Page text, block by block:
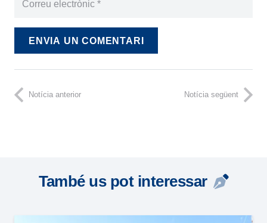
ENVIA UN COMENTARI
Notícia anterior Notícia següent
També us pot interessar